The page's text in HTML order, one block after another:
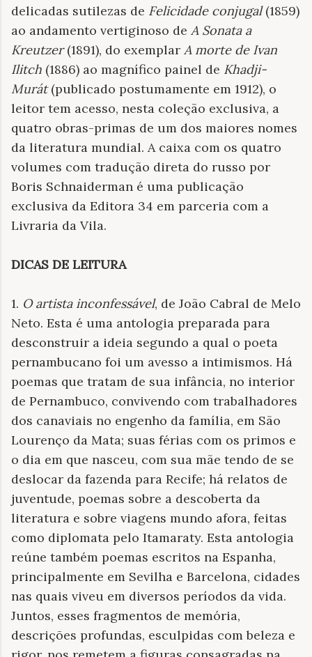
delicadas sutilezas de Felicidade conjugal(1859)
ao andamento vertiginoso de A Sonata a
Kreutzer(1891), do exemplar A morte de Ivan
Ilitch (1886) ao magnífico painel de Khadji-
Murát(publicado postumamente em 1912), o
leitor tem acesso, nesta coleção exclusiva, a
quatro obras-primas de um dos maiores nomes
da literatura mundial. A caixa com os quatro
volumes com tradução direta do russo por
Boris Schnaiderman é uma publicação
exclusiva da Editora 34 em parceria com a
Livraria da Vila.
DICAS DE LEITURA
1. O artista inconfessável, de João Cabral de Melo
Neto. Esta é uma antologia preparada para
desconstruir a ideia segundo a qual o poeta
pernambucano foi um avesso a intimismos. Há
poemas que tratam de sua infância, no interior
de Pernambuco, convivendo com trabalhadores
dos canaviais no engenho da família, em São
Lourenço da Mata; suas férias com os primos e
o dia em que nasceu, com sua mãe tendo de se
deslocar da fazenda para Recife; há relatos de
juventude, poemas sobre a descoberta da
literatura e sobre viagens mundo afora, feitas
como diplomata pelo Itamaraty. Esta antologia
reúne também poemas escritos na Espanha,
principalmente em Sevilha e Barcelona, cidades
nas quais viveu em diversos períodos da vida.
Juntos, esses fragmentos de memória,
descrições profundas, esculpidas com beleza e